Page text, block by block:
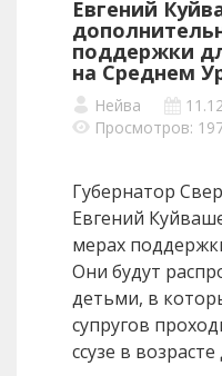
Евгений
поддержки
на Среднем
Нейва
Просмотров:
Губернатор
Евгений
мерах
Они будут
детьми, в
супругов
ссузе в